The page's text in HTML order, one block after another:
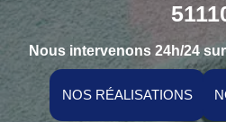
Nous intervenons 24h/24
NOS RÉALISATIONS